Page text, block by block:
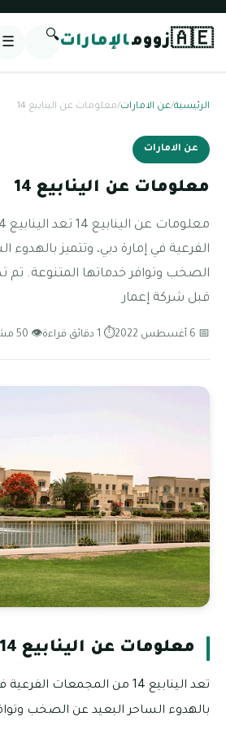
🇦🇪زوومالإمارات🔍
☰
الرئيسية/عن الامارات/معلومات عن الينابيع 14
عن الامارات
معلومات عن الينابيع 14
الفرعية في إمارة دبي، وتتميز بالهدوء
قبل شركة إعمار
📅 6 أغسطس 2022 ⏱ 1 دقائق قراءة 👁 50 مشاهدة
معلومات عن الينابيع 14
تعد الينابيع 14 من المجمعات
بالهدوء الساحر البعيد عن الصخب